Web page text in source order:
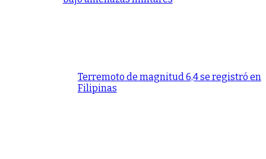
Terremoto de magnitud 6,4 se registró en
Filipinas